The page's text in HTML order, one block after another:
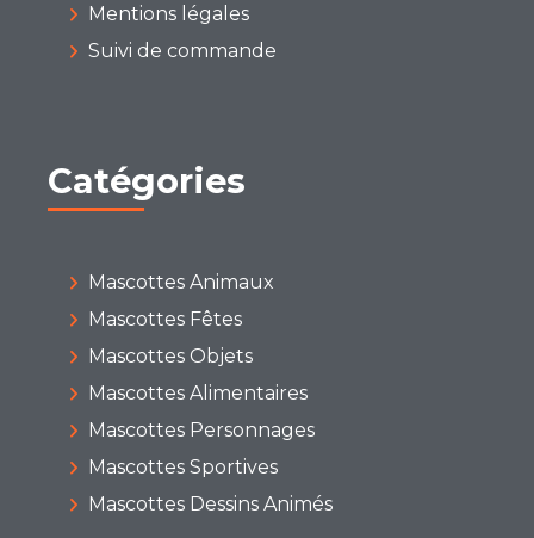
Mentions légales
Suivi de commande
Catégories
Mascottes Animaux
Mascottes Fêtes
Mascottes Objets
Mascottes Alimentaires
Mascottes Personnages
Mascottes Sportives
Mascottes Dessins Animés